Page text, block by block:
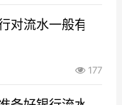
对流水一般有什么
177